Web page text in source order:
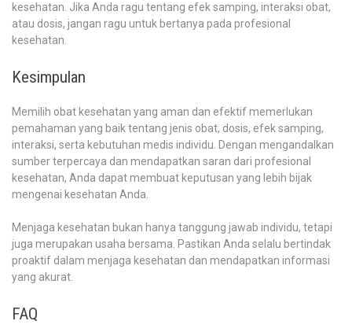
kesehatan. Jika Anda ragu tentang efek samping, interaksi obat,
atau dosis, jangan ragu untuk bertanya pada profesional
kesehatan.
Kesimpulan
Memilih obat kesehatan yang aman dan efektif memerlukan
pemahaman yang baik tentang jenis obat, dosis, efek samping,
interaksi, serta kebutuhan medis individu. Dengan mengandalkan
sumber terpercaya dan mendapatkan saran dari profesional
kesehatan, Anda dapat membuat keputusan yang lebih bijak
mengenai kesehatan Anda.
Menjaga kesehatan bukan hanya tanggung jawab individu, tetapi
juga merupakan usaha bersama. Pastikan Anda selalu bertindak
proaktif dalam menjaga kesehatan dan mendapatkan informasi
yang akurat.
FAQ